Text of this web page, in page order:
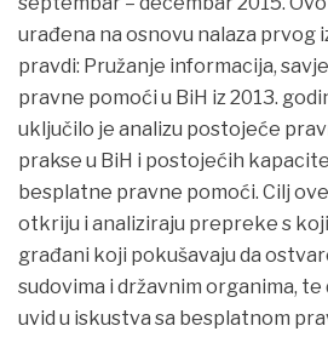
urađena na osnovu nalaza prvog
pravdi: Pružanje informacija,
pravne pomoći u BiH iz 2013.
uključilo je analizu postojeće
prakse u BiH i postojećih
besplatne pravne pomoći. Cilj
otkriju i analiziraju prepreke s
građani koji pokušavaju da
sudovima i državnim organima,
uvid u iskustva sa besplatnom